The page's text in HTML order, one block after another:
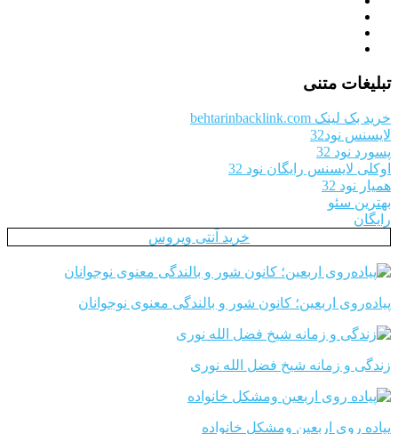
تبلیغات متنی
خرید بک لینک behtarinbacklink.com
لایسنس نود32
پسورد نود 32
اوکلی لایسنس رایگان نود 32
همیار نود 32
بهترین سئو
رایگان
خرید آنتی ویروس
پیاده‌روی اربعین؛ کانون شور و بالندگی معنوی نوجوانان
زندگی و زمانه شیخ فضل الله نوری
پیاده روی اربعین ومشکل خانواده